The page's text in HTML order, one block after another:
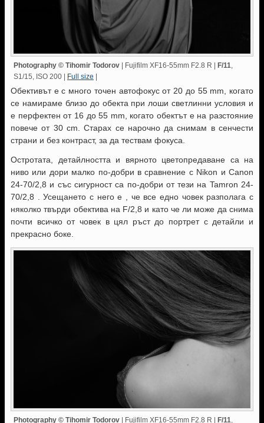
Photography © Tihomir Todorov | Fujifilm XF16-55mm F2.8 R | F/11,
S1/15, ISO 200 | Full size |
Обективът е с много точен автофокус от 20 до 55 mm, когато
се намираме близо до обекта при лоши светлинни условия и
е перфектен от 16 до 55 mm, когато обектът е на разстояние
повече от 30 cm. Старах се нарочно да снимам в сенчести
страни и без контраст, за да тествам фокуса.
Остротата, детайлността и вярното цветопредаване са на
ниво или дори малко по-добри в сравнение с Nikon и Canon
24-70/2,8 и със сигурност са по-добри от тези на Tamron 24-
70/2,8 . Усещането с него е , че все едно човек разполага с
няколко твърди обектива на F/2,8 и като че ли може да снима
почти всичко от човек в цял ръст до портрет с детайли и
прекрасно боке.
Photography © Tihomir Todorov | Fujifilm XF16-55mm F2.8 R | F/11,